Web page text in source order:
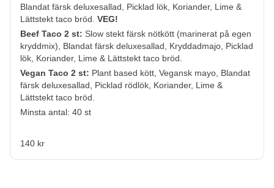
Blandat färsk deluxesallad, Picklad lök, Koriander, Lime &
Lättstekt taco bröd. VEG!
Beef Taco 2 st: Slow stekt färsk nötkött (marinerat på egen
kryddmix), Blandat färsk deluxesallad, Kryddadmajo, Picklad
lök, Koriander, Lime & Lättstekt taco bröd.
Vegan Taco 2 st: Plant based kött, Vegansk mayo, Blandat
färsk deluxesallad, Picklad rödlök, Koriander, Lime &
Lättstekt taco bröd.
Minsta antal: 40 st
140 kr